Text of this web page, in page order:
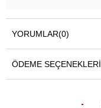
YORUMLAR(0)
ÖDEME SEÇENEKLERI